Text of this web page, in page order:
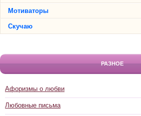
Мотиваторы
Скучаю
РАЗНОЕ
Афоризмы о любви
Любовные письма